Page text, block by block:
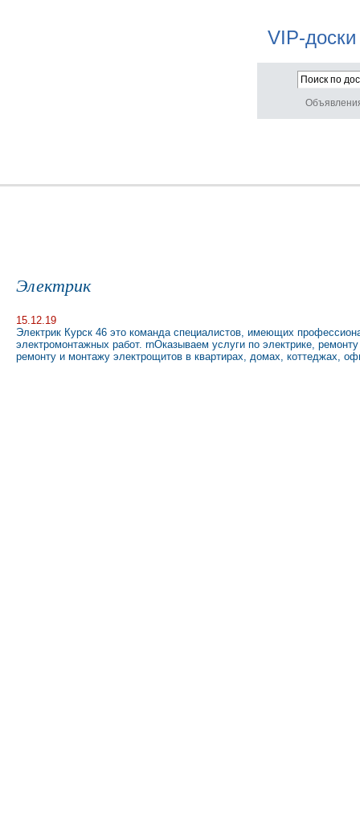
VIP-
Электрик
15.12.19
Электрик Курск 46 это команда специалистов, имеющих
электромонтажных работ. rnОказываем услуги по электрике,
ремонту и монтажу электрощитов в квартирах, домах, коттеджах,